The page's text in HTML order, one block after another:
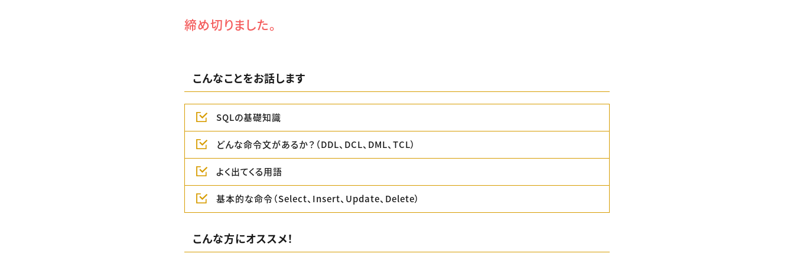
締め切りました。
こんなことをお話します
SQLの基礎知識
どんな命令文があるか？（DDL、DCL、DML、TCL）
よく出てくる用語
基本的な命令（Select、Insert、Update、Delete）
こんな方にオススメ！